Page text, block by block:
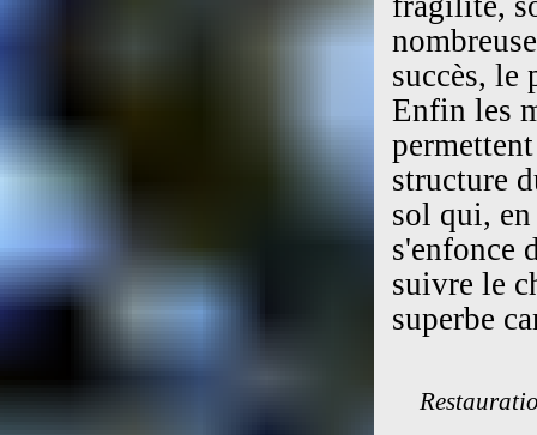
succès, le
Enfin les
structure
sol qui,
s'enfonce
suivre le
superbe